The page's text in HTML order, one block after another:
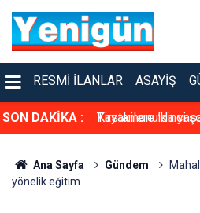
RESMI İLANLAR ASAYIŞ
SON DAKİKA :
yeniden Kastamonu’da
Ana Sayfa Gündem
yönelik eğitim